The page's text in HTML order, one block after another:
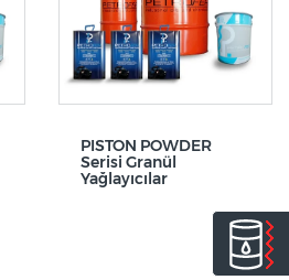
PISTON POWDER
Serisi Granül
Yağlayıcılar